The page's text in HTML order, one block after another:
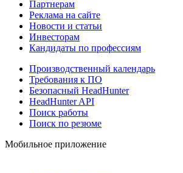
Партнерам
Реклама на сайте
Новости и статьи
Инвесторам
Кандидаты по профессиям
Производственный календарь
Требования к ПО
Безопасный HeadHunter
HeadHunter API
Поиск работы
Поиск по резюме
Мобильное приложение